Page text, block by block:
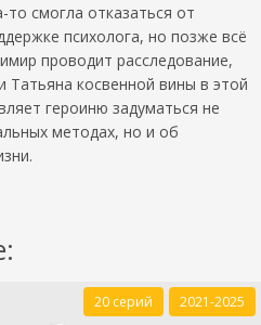
смогла отказаться от
психолога, но позже всё
проводит расследование,
косвенной вины в этой
героиню задуматься не
методах, но и об
20 серий 2021-2025